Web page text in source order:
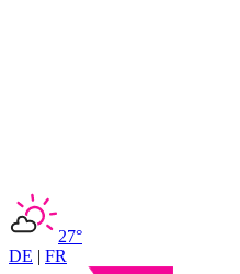
27°
DE | FR